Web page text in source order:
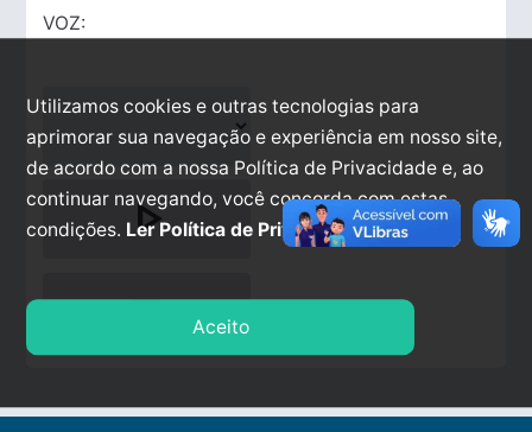
VOZ:
play_arrow
stop
Utilizamos cookies e outras tecnologias para
aprimorar sua navegação e experiência em nosso site,
de acordo com a nossa Política de Privacidade e, ao
continuar navegando, você concorda com estas
condições. Ler Política de Privacidade.
Aceito